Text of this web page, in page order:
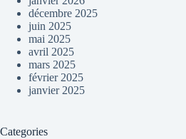
décembre 2025
juin 2025
mai 2025
avril 2025
mars 2025
février 2025
janvier 2025
Categories